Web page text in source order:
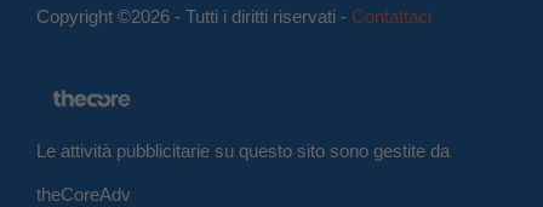
Copyright ©2026 - Tutti i diritti riservati - Contattaci
Le attività pubblicitarie su questo sito sono gestite da
theCoreAdv